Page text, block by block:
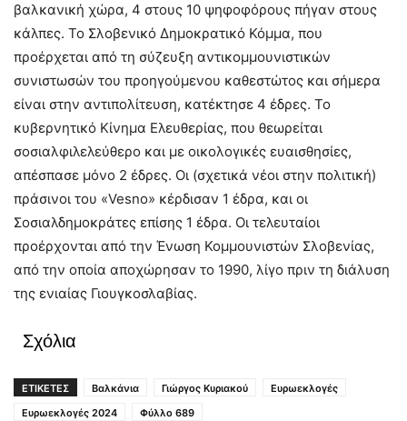
βαλκανική χώρα, 4 στους 10 ψηφοφόρους πήγαν στους
κάλπες. Το Σλοβενικό Δημοκρατικό Κόμμα, που
προέρχεται από τη σύζευξη αντικομμουνιστικών
συνιστωσών του προηγούμενου καθεστώτος και σήμερα
είναι στην αντιπολίτευση, κατέκτησε 4 έδρες. Το
κυβερνητικό Κίνημα Ελευθερίας, που θεωρείται
σοσιαλφιλελεύθερο και με οικολογικές ευαισθησίες,
απέσπασε μόνο 2 έδρες. Οι (σχετικά νέοι στην πολιτική)
πράσινοι του «Vesno» κέρδισαν 1 έδρα, και οι
Σοσιαλδημοκράτες επίσης 1 έδρα. Οι τελευταίοι
προέρχονται από την Ένωση Κομμουνιστών Σλοβενίας,
από την οποία αποχώρησαν το 1990, λίγο πριν τη διάλυση
της ενιαίας Γιουγκοσλαβίας.
Σχόλια
ΕΤΙΚΕΤΕΣ Βαλκάνια Γιώργος Κυριακού
Ευρωεκλογές
Ευρωεκλογές 2024
Φύλλο 689